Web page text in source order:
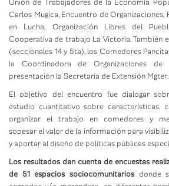
Unión de Trabajadores de la Economía
Carlos Mugica, Encuentro de Organizaciones,
en Lucha, Organización Libres del
Cooperativa de trabajo La Victoria. También
(seccionales 14 y 5ta), los Comedores
la Coordinadora de Organizaciones de
presentación la Secretaria de Extensión
El objetivo del encuentro fue dialogar
estudio cuantitativo sobre características,
organizar el trabajo en comedores y
sopesar el valor de la información para
y aportar al diseño de políticas públicas
Los resultados dan cuenta de encuestas
de 51 espacios sociocomunitarios donde